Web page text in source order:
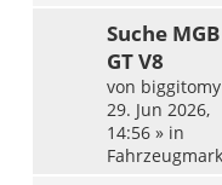
Suche MGB
GT V8
von biggitomy
29. Jun 2026,
14:56 » in